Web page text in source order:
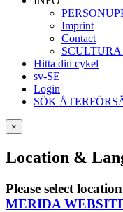
Imprint
Contact
Hitta din cykel
sv-SE
Login
SÖK
×
Location &
Please select
MERIDA